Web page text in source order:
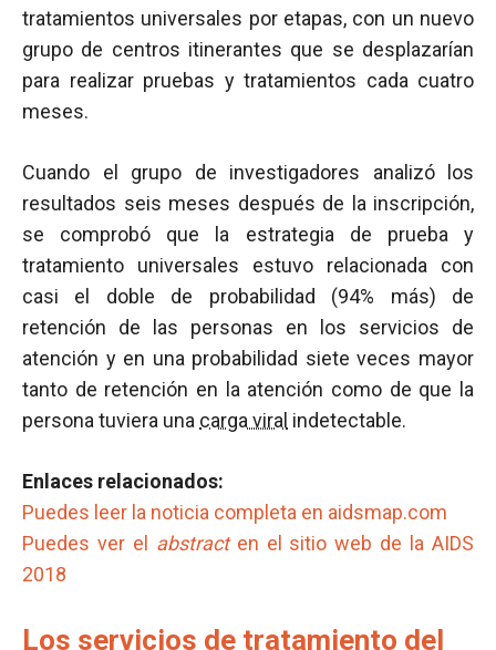
tratamientos universales por etapas, con un nuevo
grupo de centros itinerantes que se desplazarían
para realizar pruebas y tratamientos cada cuatro
meses.
Cuando el grupo de investigadores analizó los
resultados seis meses después de la inscripción,
se comprobó que la estrategia de prueba y
tratamiento universales estuvo relacionada con
casi el doble de probabilidad (94% más) de
retención de las personas en los servicios de
atención y en una probabilidad siete veces mayor
tanto de retención en la atención como de que la
persona tuviera una carga viral indetectable.
Enlaces relacionados:
Puedes leer la noticia completa en aidsmap.com
Puedes ver el abstracten el sitio web de la AIDS
2018
Los servicios de tratamiento del